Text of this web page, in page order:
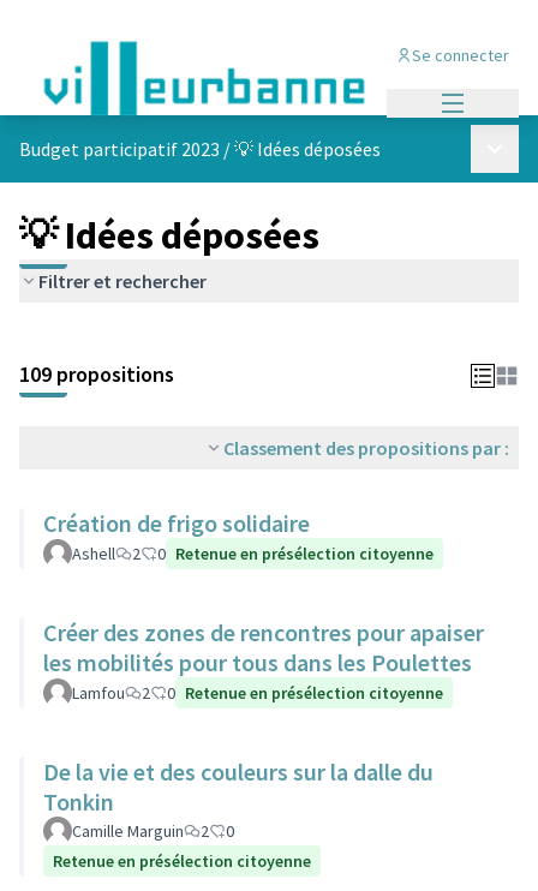
Se connecter
Budget participatif 2023 /💡 Idées déposées
💡 Idées déposées
Filtrer et rechercher
+
−
109 propositions
Classement des propositions par :
Création de frigo solidaire
Ashell 2 0 Retenue en présélection citoyenne
Créer des zones de rencontres pour apaiser
les mobilités pour tous dans les Poulettes
Lamfou 2 0 Retenue en présélection citoyenne
De la vie et des couleurs sur la dalle du
Tonkin
Camille Marguin 2
0
Retenue en présélection citoyenne